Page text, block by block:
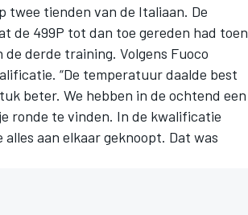
twee tienden van de Italiaan. De
de 499P tot dan toe gereden had toen
derde training. Volgens Fuoco
“De temperatuur daalde best
beter. We hebben in de ochtend een
ronde te vinden. In de kwalificatie
aan elkaar geknoopt. Dat was